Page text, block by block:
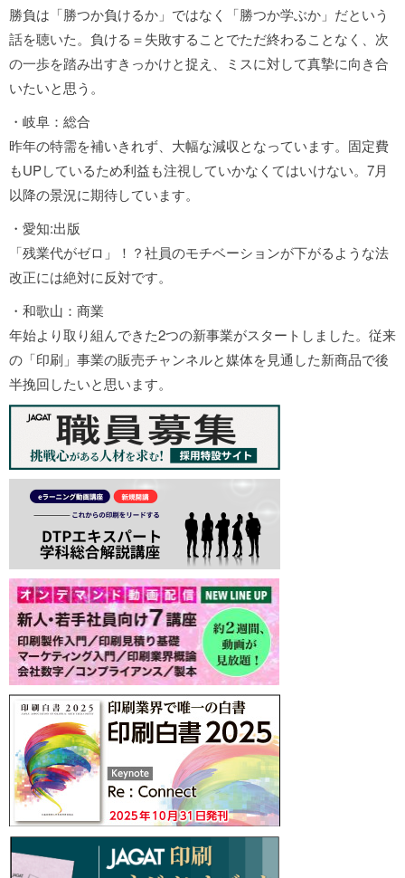
勝負は「勝つか負けるか」ではなく「勝つか学ぶか」だという
話を聴いた。負ける＝失敗することでただ終わることなく、次
の一歩を踏み出すきっかけと捉え、ミスに対して真摯に向き合
いたいと思う。
・岐阜：総合
昨年の特需を補いきれず、大幅な減収となっています。固定費
もUPしているため利益も注視していかなくてはいけない。7月
以降の景況に期待しています。
・愛知:出版
「残業代がゼロ」！？社員のモチベーションが下がるような法
改正には絶対に反対です。
・和歌山：商業
年始より取り組んできた2つの新事業がスタートしました。従来
の「印刷」事業の販売チャンネルと媒体を見通した新商品で後
半挽回したいと思います。